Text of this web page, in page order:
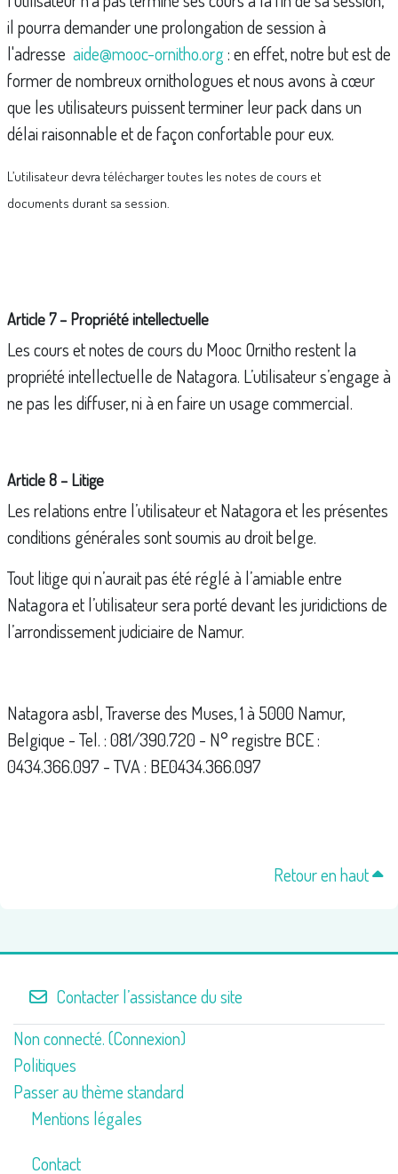
il pourra demander une prolongation de session à
l'adresse aide@mooc-ornitho.org: en effet, notre but est de
former de nombreux ornithologues et nous avons à cœur
que les utilisateurs puissent terminer leur pack dans un
délai raisonnable et de façon confortable pour eux.
L’utilisateur devra télécharger toutes les notes de cours et
documents durant sa session.
Article 7 – Propriété intellectuelle
Les cours et notes de cours du Mooc Ornitho restent la
propriété intellectuelle de Natagora. L’utilisateur s’engage à
ne pas les diffuser, ni à en faire un usage commercial.
Article 8 – Litige
Les relations entre l’utilisateur et Natagora et les présentes
conditions générales sont soumis au droit belge.
Tout litige qui n’aurait pas été réglé à l’amiable entre
Natagora et l’utilisateur sera porté devant les juridictions de
l’arrondissement judiciaire de Namur.
Natagora asbl, Traverse des Muses, 1 à 5000 Namur,
Belgique - Tel. : 081/390.720 - N° registre BCE :
0434.366.097 - TVA : BE0434.366.097
Retour en haut
Contacter l’assistance du site
Non connecté. (Connexion)
Politiques
Passer au thème standard
Mentions légales
Contact